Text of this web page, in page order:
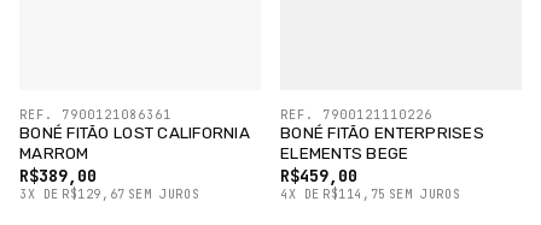
BONÉ FITÃO LOST CALIFORNIA
MARROM
R$389,00
3X DE R$129,67 SEM JUROS
REF. 7900121086361
BONÉ FITÃO ENTERPRISES
ELEMENTS BEGE
R$459,00
4X DE R$114,75 SEM JUROS
REF. 7900121110226